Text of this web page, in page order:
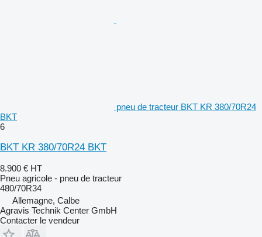
pneu de tracteur BKT KR 380/70R24
BKT
6
BKT KR 380/70R24 BKT
8.900 € HT
Pneu agricole - pneu de tracteur
480/70R34
Allemagne, Calbe
Agravis Technik Center GmbH
Contacter le vendeur